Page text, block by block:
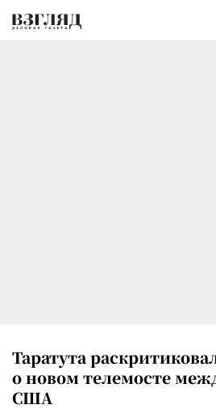
Таратута
о новом телемосте
США